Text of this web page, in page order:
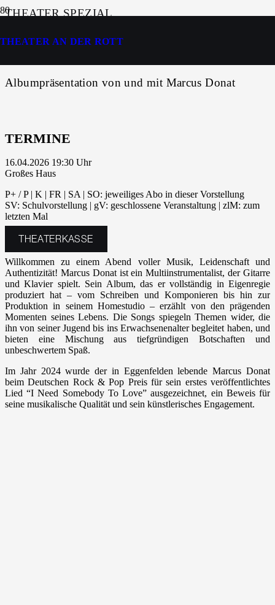
THEATER AN DER ROTT
THEATER SPEZIAL
RELEASE-KONZERT
Albumpräsentation von und mit Marcus Donat
TERMINE
16.04.2026 19:30
Großes Haus
P+ / P | K | FR | SA | SO: jeweiliges Abo in dieser Vorstellung
SV: Schulvorstellung | gV: geschlossene Veranstaltung | zlM: zum
letzten Mal
THEATERKASSE
Willkommen zu einem Abend voller Musik, Leidenschaft und
Authentizität! Marcus Donat ist ein Multiinstrumentalist, der Gitarre
und Klavier spielt. Sein Album, das er vollständig in Eigenregie
produziert hat – vom Schreiben und Komponieren bis hin zur
Produktion in seinem Homestudio – erzählt von den prägenden
Momenten seines Lebens. Die Songs spiegeln Themen wider, die
ihn von seiner Jugend bis ins Erwachsenenalter begleitet haben, und
bieten eine Mischung aus tiefgründigen Botschaften und
unbeschwertem Spaß.
Im Jahr 2024 wurde der in Eggenfelden lebende Marcus Donat
beim Deutschen Rock & Pop Preis für sein erstes veröffentlichtes
Lied “I Need Somebody To Love” ausgezeichnet, ein Beweis für
seine musikalische Qualität und sein künstlerisches Engagement.